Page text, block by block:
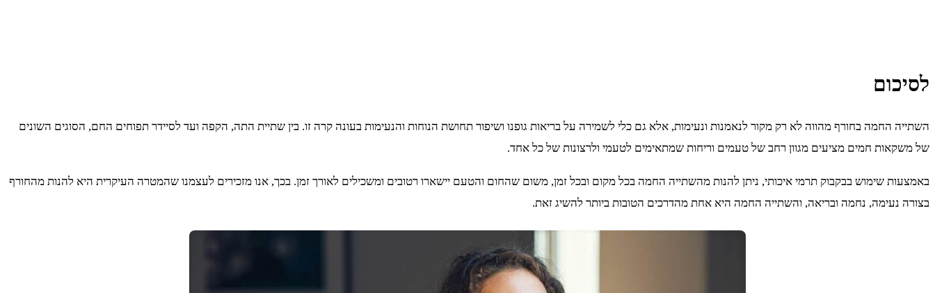
לסיכום
השתייה החמה בחורף מהווה לא רק מקור לנאמנות ונעימות, אלא גם כלי לשמירה על בריאות גופנו ושיפור תחושת הנוחות והנעימות בעונה קרה זו. בין שתיית התה, הקפה ועד לסיידר תפוחים החם, הסוגים השונים
של משקאות חמים מציעים מגוון רחב של טעמים וריחות שמתאימים לטעמי ולרצונות של כל אחד.
באמצעות שימוש בבקבוק תרמי איכותי, ניתן להנות מהשתייה החמה בכל מקום ובכל זמן, משום שהחום והטעם יישארו רטובים ומשכילים לאורך זמן. בכך, אנו מזכירים לעצמנו שהמטרה העיקרית היא להנות מהחורף
בצורה נעימה, נחמה ובריאה, והשתייה החמה היא אחת מהדרכים הטובות ביותר להשיג זאת.